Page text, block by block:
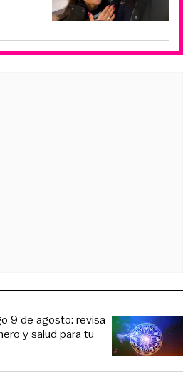
9 de agosto: revisa
y salud para tu